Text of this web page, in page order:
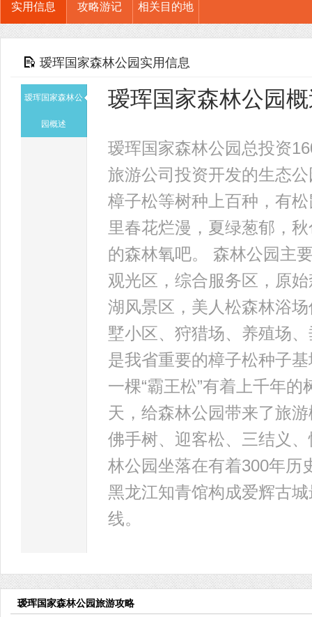
实用信息 攻略游记 相关目的地
瑷珲国家森林公园实用信息
瑷珲国家森林公
园概述
瑷珲国家森林公园
瑷珲国家森林公园总投资
旅游公司投资开发的生态
樟子松等树种上百种，有
里春花烂漫，夏绿葱郁，
的森林氧吧。 森林公园主
观光区，综合服务区，原
湖风景区，美人松森林浴
墅小区、狩猎场、养殖场
是我省重要的樟子松种子
一棵“霸王松”有着上千年
天，给森林公园带来了旅
佛手树、迎客松、三结义
林公园坐落在有着300年历
黑龙江知青馆构成爱辉古
线。
瑷珲国家森林公园旅游攻略